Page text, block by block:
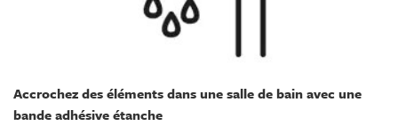
Accrochez des éléments dans une salle de bain avec une
bande adhésive étanche